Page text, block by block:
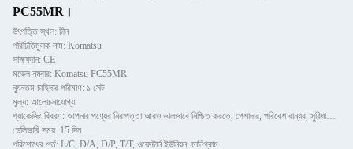
PC55MR।
উৎপত্তি স্থল: চীন
পরিচিতিমুলক নাম: Komatsu
সাক্ষ্যদান: CE
মডেল নম্বার: Komatsu PC55MR
ন্যূনতম চাহিদার পরিমাণ: ১ সেট
মূল্য: আলোচনাযোগ্য
প্যাকেজিং বিবরণ: আপনার পণ্যের নিরাপত্তা আরও ভালভাবে নিশ্চিত করতে, পেশাদার, পরিবেশ বান্ধব, সুবিধাজনক এবং দক্ষ প্যাকেজি
ডেলিভারি সময়: 15 দিন
পরিশোধের শর্ত: L/C, D/A, D/P, T/T, ওয়েস্টার্ন ইউনিয়ন, মানিগ্রাম